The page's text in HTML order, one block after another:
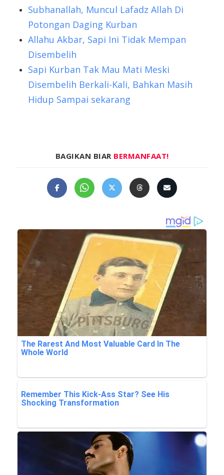
Subhanallah, Muncul Lafadz Allah Di
Potongan Daging Kurban
Allahu Akbar, Sapi Ini Tidak Mempan
Disembelih
Sapi Kurban Tak Mau Mati Meski
Disembelih Berkali-Kali, Bahkan Masih
Hidup Sampai sekarang
BAGIKAN BIAR BERMANFAAT!